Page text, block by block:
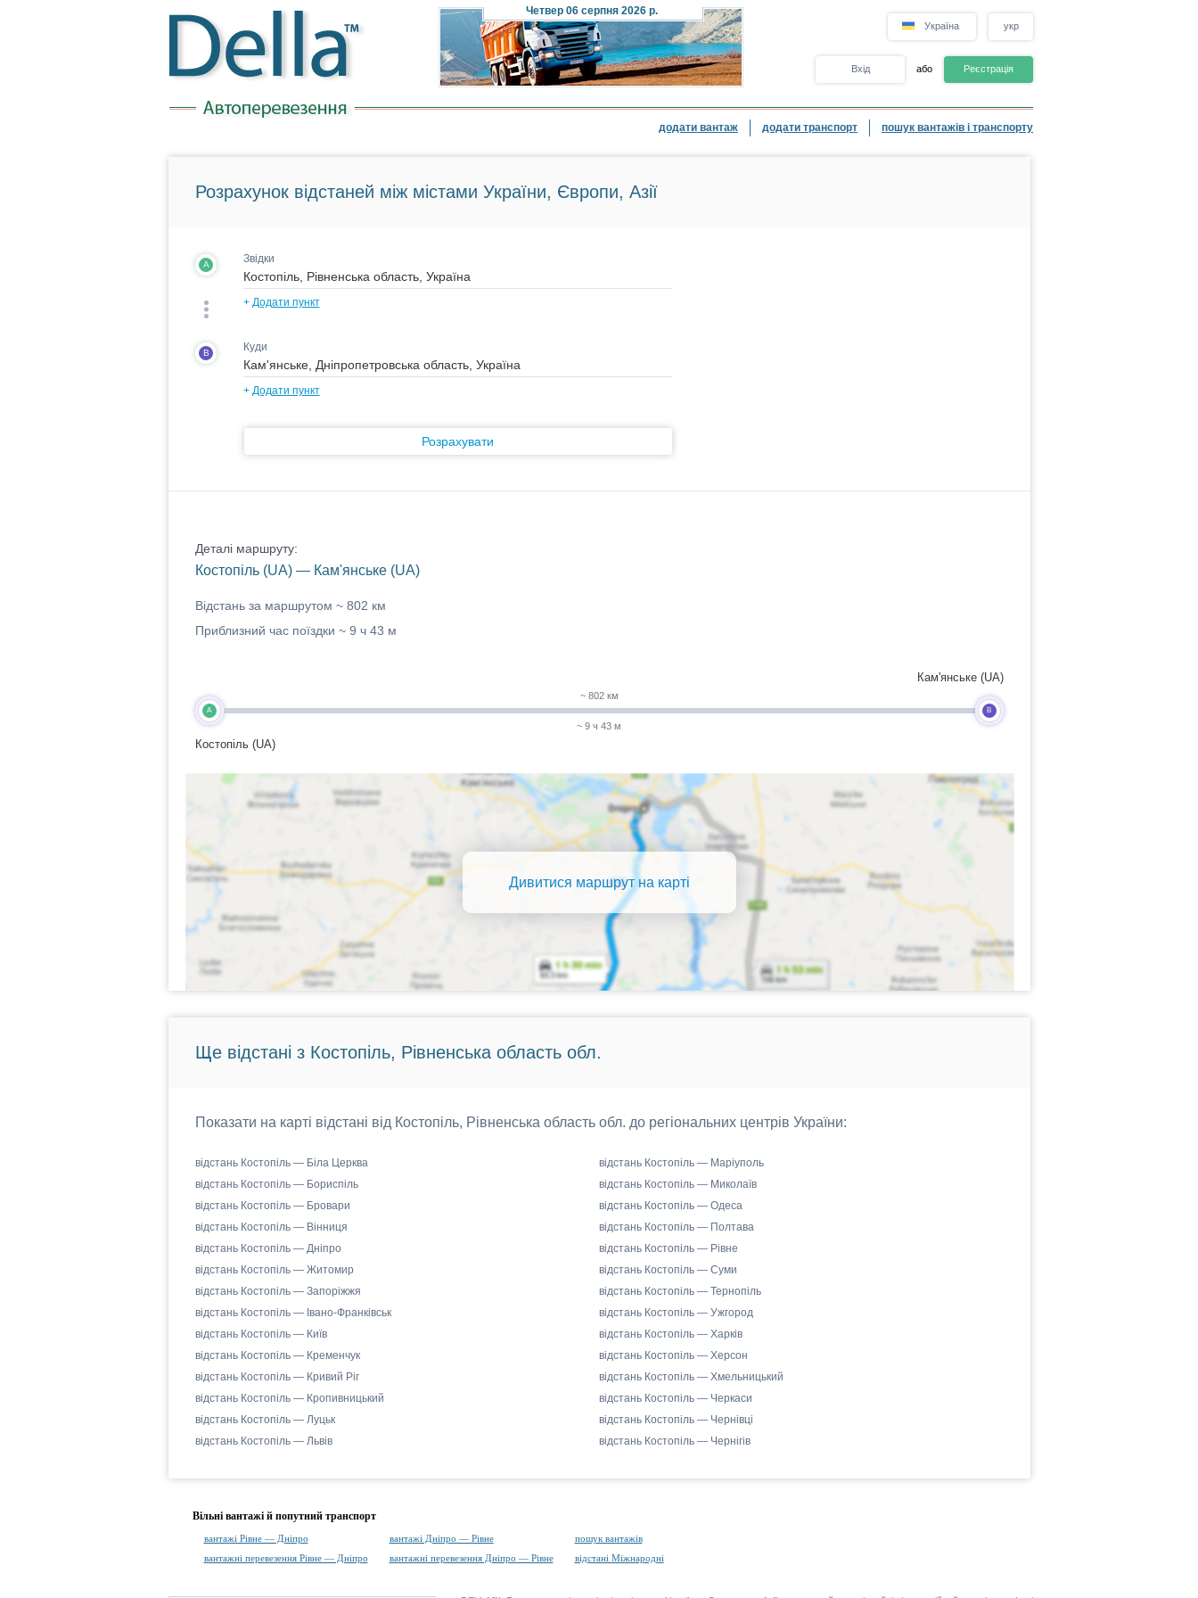
Четвер 06 серпня 2026 р.
Україна укр
Вхід або Реєстрація
додати вантаж додати транспорт пошук вантажів і транспорту
Розрахунок відстаней між містами України, Європи, Азії
A Звідки
+ Додати пункт
B Куди
+ Додати пункт
Розрахувати
Деталі маршруту:
Костопіль (UA) — Кам'янське (UA)
Відстань за маршрутом ~ 802 км
Приблизний час поїздки ~ 9 ч 43 м
A
Костопіль (UA)
~ 802 км
~ 9 ч 43 м
B
Кам'янське (UA)
Дивитися маршрут на карті
Ще відстані з Костопіль, Рівненська область обл.
Показати на карті відстані від Костопіль, Рівненська область обл. до регіональних центрів України:
відстань Костопіль — Біла Церква
відстань Костопіль — Бориспіль
відстань Костопіль — Бровари
відстань Костопіль — Вінниця
відстань Костопіль — Дніпро
відстань Костопіль — Житомир
відстань Костопіль — Запоріжжя
відстань Костопіль — Івано-Франківськ
відстань Костопіль — Київ
відстань Костопіль — Кременчук
відстань Костопіль — Кривий Ріг
відстань Костопіль — Кропивницький
відстань Костопіль — Луцьк
відстань Костопіль — Львів
відстань Костопіль — Маріуполь
відстань Костопіль — Миколаїв
відстань Костопіль — Одеса
відстань Костопіль — Полтава
відстань Костопіль — Рівне
відстань Костопіль — Суми
відстань Костопіль — Тернопіль
відстань Костопіль — Ужгород
відстань Костопіль — Харків
відстань Костопіль — Херсон
відстань Костопіль — Хмельницький
відстань Костопіль — Черкаси
відстань Костопіль — Чернівці
відстань Костопіль — Чернігів
Вільні вантажі й попутний транспорт
вантажі Рівне — Дніпро вантажі Дніпро — Рівне
пошук вантажів
вантажні перевезення Рівне — Дніпро
вантажні перевезення Дніпро — Рівне відстані Міжнародні